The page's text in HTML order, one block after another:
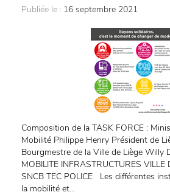
Publiée le : 16 septembre 2021
Composition de la TASK FORCE :
Mobilité Philippe Henry Président de
Bourgmestre de la Ville de Liège Willy
MOBILITE INFRASTRUCTURES VILLE
SNCB TEC POLICE Les différentes
la mobilité et...